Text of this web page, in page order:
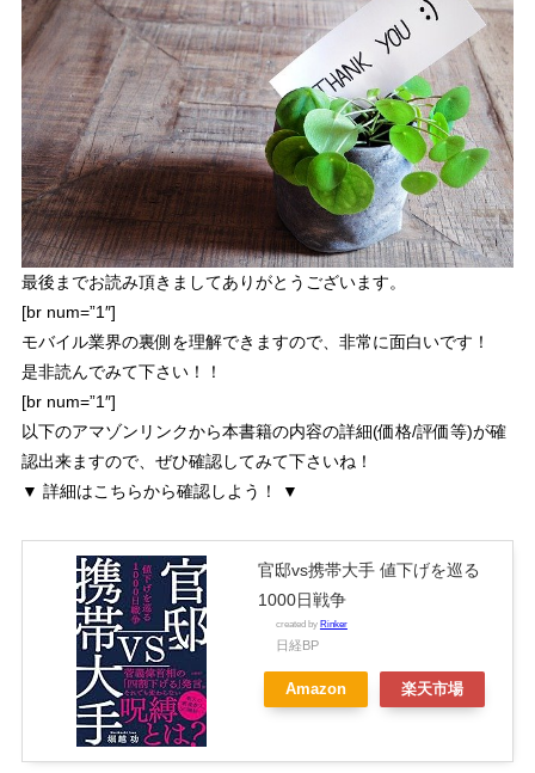
最後までお読み頂きましてありがとうございます。
[br num=”1″]
モバイル業界の裏側を理解できますので、非常に面白いです！
是非読んでみて下さい！！
[br num=”1″]
以下のアマゾンリンクから本書籍の内容の詳細(価格/評価等)が確
認出来ますので、ぜひ確認してみて下さいね！
▼ 詳細はこちらから確認しよう！ ▼
官邸vs携帯大手 値下げを巡る
1000日戦争
created by Rinker
日経BP
Amazon 楽天市場